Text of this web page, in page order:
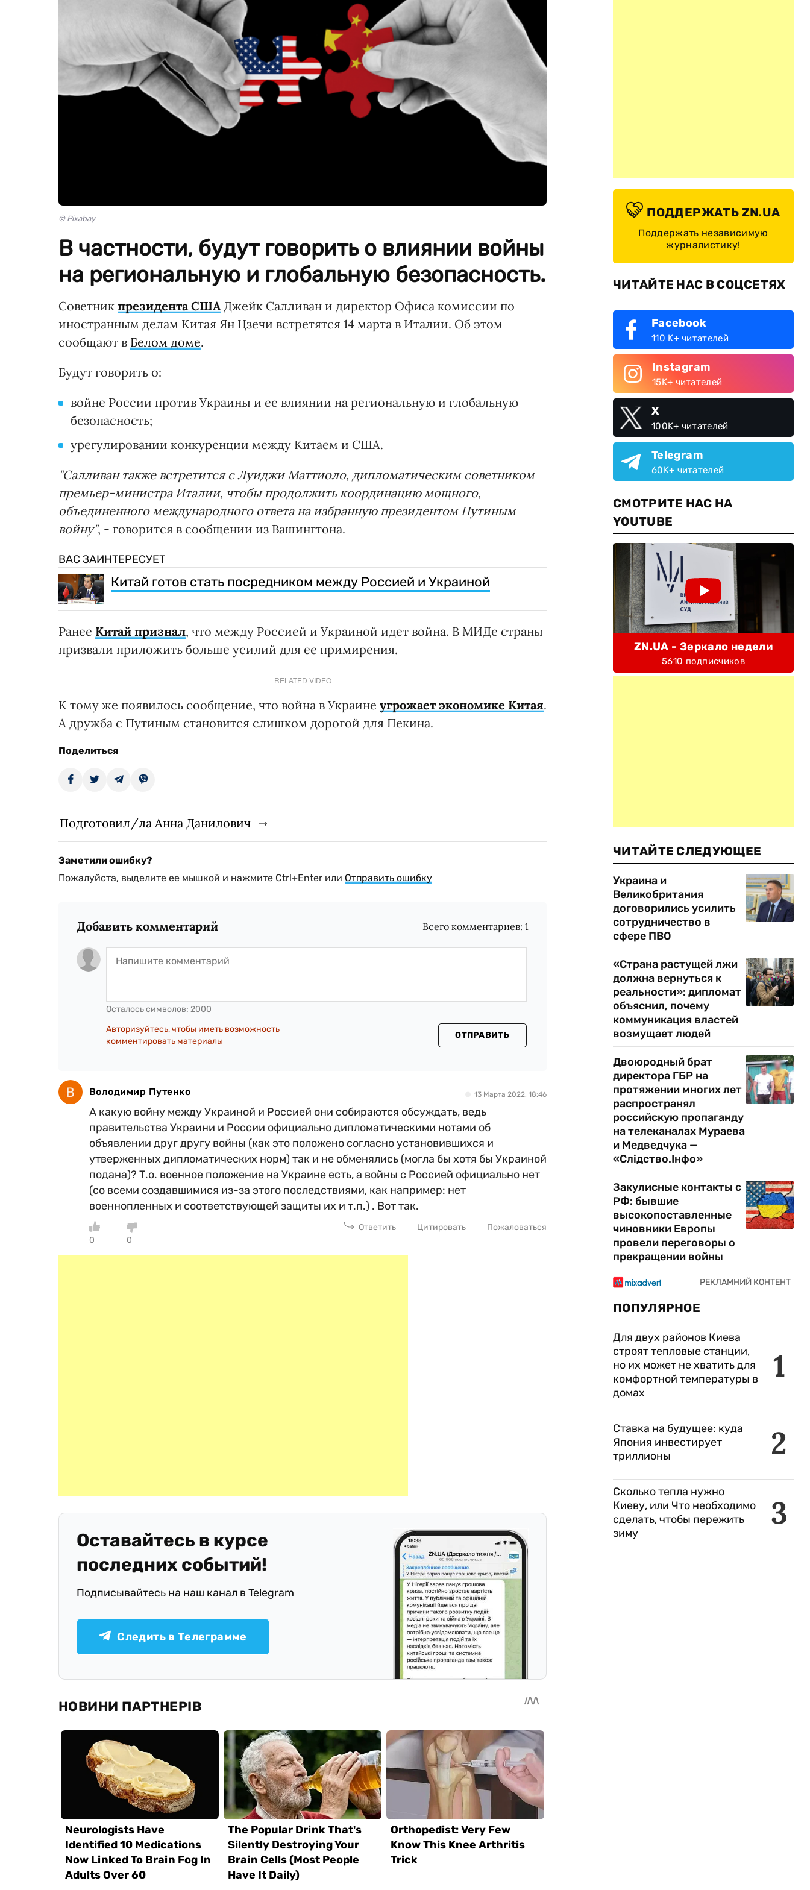
© Pixabay
В частности, будут говорить о влиянии войны
на региональную и глобальную безопасность.
Советник президента СШАДжейк Салливан и директор Офиса комиссии по
иностранным делам Китая Ян Цзечи встретятся 14 марта в Италии. Об этом
сообщают в Белом доме.
Будут говорить о:
войне России против Украины и ее влиянии на региональную и глобальную
безопасность;
урегулировании конкуренции между Китаем и США.
"Салливан также встретится с Луиджи Маттиоло, дипломатическим советником
премьер-министра Италии, чтобы продолжить координацию мощного,
объединенного международного ответа на избранную президентом Путиным
войну", - говорится в сообщении из Вашингтона.
ВАС ЗАИНТЕРЕСУЕТ
Китай готов стать посредником между Россией и Украиной
Ранее Китай признал, что между Россией и Украиной идет война. В МИДе страны
призвали приложить больше усилий для ее примирения.
RELATED VIDEO
К тому же появилось сообщение, что война в Украине угрожает экономике Китая.
А дружба с Путиным становится слишком дорогой для Пекина.
Поделиться
Подготовил/ла Анна Данилович
Заметили ошибку?
Пожалуйста, выделите ее мышкой и нажмите Ctrl+Enter или Отправить ошибку
Добавить комментарий Всего комментариев:1
Осталось символов: 2000
Авторизуйтесь, чтобы иметь возможность
комментировать материалы
ОТПРАВИТЬ
Володимир Путенко 13 Марта 2022, 18:46
А какую войну между Украиной и Россией они собираются обсуждать, ведь
правительства Украини и России официально дипломатическими нотами об
объявлении друг другу войны (как это положено согласно установившихся и
утверженных дипломатических норм) так и не обменялись (могла бы хотя бы Украиной
подана)? Т.о. военное положение на Украине есть, а войны с Россией официально нет
(со всеми создавшимися из-за этого последствиями, как например: нет
военнопленных и соответствующей защиты их и т.п.) . Вот так.
0 0
Ответить Цитировать Пожаловаться
Оставайтесь в курсе
последних событий!
Подписывайтесь на наш канал в Telegram
Следить в Телеграмме
ПОДДЕРЖАТЬ ZN.UA
Поддержать независимую
журналистику!
ЧИТАЙТЕ НАС В СОЦСЕТЯХ
Facebook
110 K+ читателей
Instagram
15K+ читателей
X
100K+ читателей
Telegram
60K+ читателей
СМОТРИТЕ НАС НА
YOUTUBE
ZN.UA - Зеркало недели
5610 подписчиков
ЧИТАЙТЕ СЛЕДУЮЩЕЕ
Украина и
Великобритания
договорились усилить
сотрудничество в
сфере ПВО
«Страна растущей лжи
должна вернуться к
реальности»: дипломат
объяснил, почему
коммуникация властей
возмущает людей
Двоюродный брат
директора ГБР на
протяжении многих лет
распространял
российскую пропаганду
на телеканалах Мураева
и Медведчука —
«Слідство.Інфо»
Закулисные контакты с
РФ: бывшие
высокопоставленные
чиновники Европы
провели переговоры о
прекращении войны
ПОПУЛЯРНОЕ
1
Для двух районов Киева
строят тепловые станции,
но их может не хватить для
комфортной температуры в
домах
2
Ставка на будущее: куда
Япония инвестирует
триллионы
3
Сколько тепла нужно
Киеву, или Что необходимо
сделать, чтобы пережить
зиму